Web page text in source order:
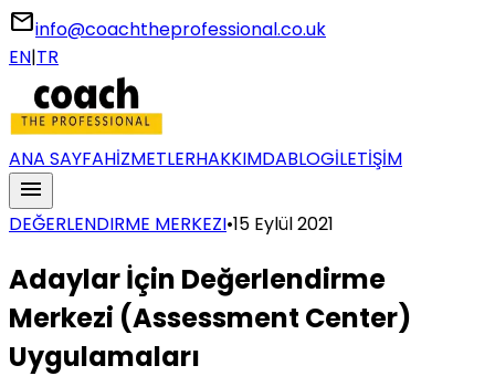
emailinfo@coachtheprofessional.co.uk
EN|TR
ANA SAYFAHİZMETLERHAKKIMDABLOGİLETİŞİM
menu
DEĞERLENDIRME MERKEZI•15 Eylül 2021
Adaylar İçin Değerlendirme
Merkezi (Assessment Center)
Uygulamaları